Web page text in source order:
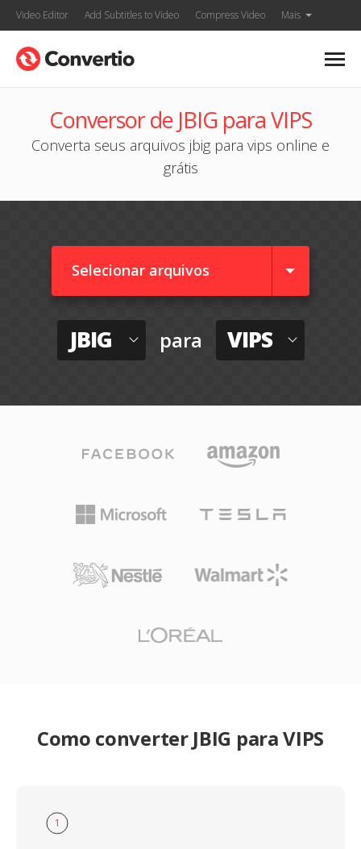
Video Editor Add Subtitles to Video Compress Video Mais
Conversor de JBIG para VIPS
Converta seus arquivos jbig para vips online e
grátis
Selecionar arquivos
JBIG para VIPS
Como converter JBIG para VIPS
1